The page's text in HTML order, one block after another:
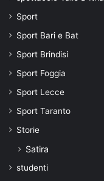
Sport
Sport Bari e Bat
Sport Brindisi
Sport Foggia
Sport Lecce
Sport Taranto
Storie
Satira
studenti